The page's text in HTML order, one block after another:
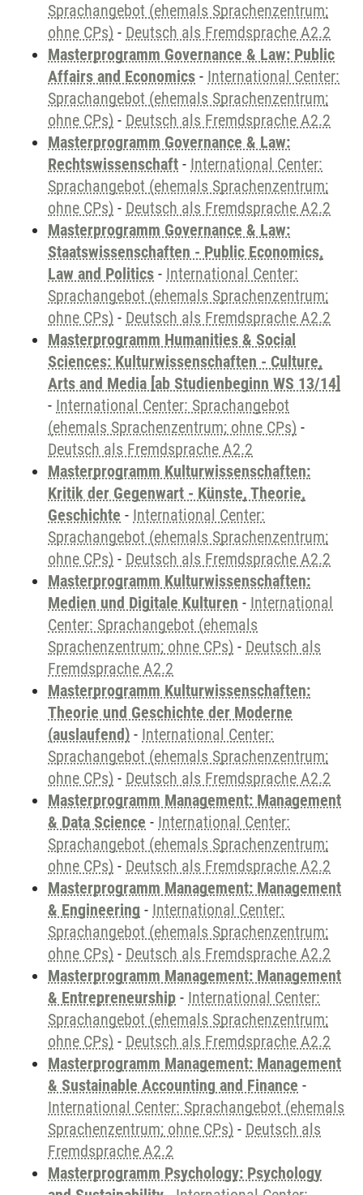
Sprachangebot (ehemals Sprachenzentrum;
ohne CPs) - Deutsch als Fremdsprache A2.2
Masterprogramm Governance & Law: Public
Affairs and Economics - International Center:
Sprachangebot (ehemals Sprachenzentrum;
ohne CPs) - Deutsch als Fremdsprache A2.2
Masterprogramm Governance & Law:
Rechtswissenschaft - International Center:
Sprachangebot (ehemals Sprachenzentrum;
ohne CPs) - Deutsch als Fremdsprache A2.2
Masterprogramm Governance & Law:
Staatswissenschaften - Public Economics,
Law and Politics - International Center:
Sprachangebot (ehemals Sprachenzentrum;
ohne CPs) - Deutsch als Fremdsprache A2.2
Masterprogramm Humanities & Social
Sciences: Kulturwissenschaften - Culture,
Arts and Media [ab Studienbeginn WS 13/14]
- International Center: Sprachangebot
(ehemals Sprachenzentrum; ohne CPs) -
Deutsch als Fremdsprache A2.2
Masterprogramm Kulturwissenschaften:
Kritik der Gegenwart - Künste, Theorie,
Geschichte - International Center:
Sprachangebot (ehemals Sprachenzentrum;
ohne CPs) - Deutsch als Fremdsprache A2.2
Masterprogramm Kulturwissenschaften:
Medien und Digitale Kulturen - International
Center: Sprachangebot (ehemals
Sprachenzentrum; ohne CPs) - Deutsch als
Fremdsprache A2.2
Masterprogramm Kulturwissenschaften:
Theorie und Geschichte der Moderne
(auslaufend) - International Center:
Sprachangebot (ehemals Sprachenzentrum;
ohne CPs) - Deutsch als Fremdsprache A2.2
Masterprogramm Management: Management
& Data Science - International Center:
Sprachangebot (ehemals Sprachenzentrum;
ohne CPs) - Deutsch als Fremdsprache A2.2
Masterprogramm Management: Management
& Engineering - International Center:
Sprachangebot (ehemals Sprachenzentrum;
ohne CPs) - Deutsch als Fremdsprache A2.2
Masterprogramm Management: Management
& Entrepreneurship - International Center:
Sprachangebot (ehemals Sprachenzentrum;
ohne CPs) - Deutsch als Fremdsprache A2.2
Masterprogramm Management: Management
& Sustainable Accounting and Finance -
International Center: Sprachangebot (ehemals
Sprachenzentrum; ohne CPs) - Deutsch als
Fremdsprache A2.2
Masterprogramm Psychology: Psychology